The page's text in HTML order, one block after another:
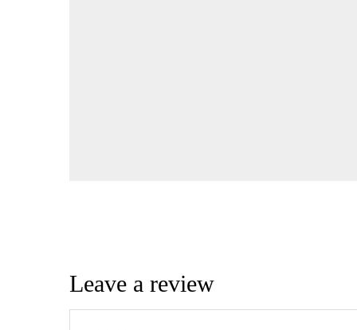
Leave a review